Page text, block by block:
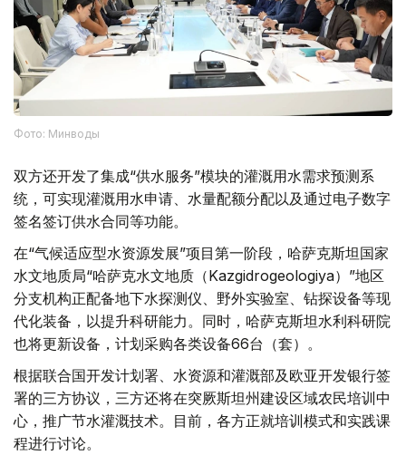
Фото: Минводы
双方还开发了集成“供水服务”模块的灌溉用水需求预测系
统，可实现灌溉用水申请、水量配额分配以及通过电子数字
签名签订供水合同等功能。
在“气候适应型水资源发展”项目第一阶段，哈萨克斯坦国家
水文地质局“哈萨克水文地质（Kazgidrogeologiya）”地区
分支机构正配备地下水探测仪、野外实验室、钻探设备等现
代化装备，以提升科研能力。同时，哈萨克斯坦水利科研院
也将更新设备，计划采购各类设备66台（套）。
根据联合国开发计划署、水资源和灌溉部及欧亚开发银行签
署的三方协议，三方还将在突厥斯坦州建设区域农民培训中
心，推广节水灌溉技术。目前，各方正就培训模式和实践课
程进行讨论。